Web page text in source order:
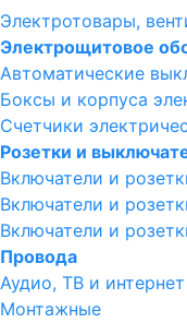
Электротовары,
Электрощитовое
Автоматические
Боксы и корпуса
Счетчики
Розетки и
Включатели и
Включатели и
Включатели и
Провода
Аудио, ТВ и интернет
Монтажные